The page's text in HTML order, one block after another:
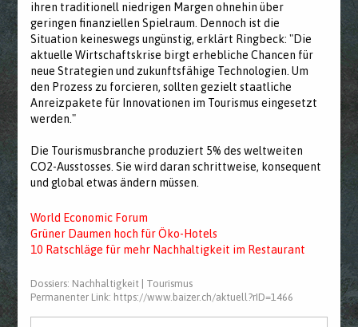
ihren traditionell niedrigen Margen ohnehin über
geringen finanziellen Spielraum. Dennoch ist die
Situation keineswegs ungünstig, erklärt Ringbeck: "Die
aktuelle Wirtschaftskrise birgt erhebliche Chancen für
neue Strategien und zukunftsfähige Technologien. Um
den Prozess zu forcieren, sollten gezielt staatliche
Anreizpakete für Innovationen im Tourismus eingesetzt
werden."
Die Tourismusbranche produziert 5% des weltweiten
CO2-Ausstosses. Sie wird daran schrittweise, konsequent
und global etwas ändern müssen.
World Economic Forum
Grüner Daumen hoch für Öko-Hotels
10 Ratschläge für mehr Nachhaltigkeit im Restaurant
Dossiers: Nachhaltigkeit
Tourismus
Permanenter Link: https://www.baizer.ch/aktuell?rID=1466